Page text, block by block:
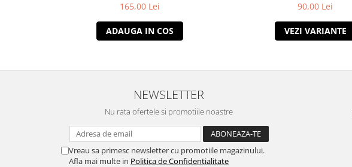
165,00 Lei
ADAUGA IN COS
90,00 Lei
VEZI VARIANTE
NEWSLETTER
Nu rata ofertele si promotiile noastre
Vreau sa primesc newsletter cu promotiile magazinului.
Afla mai multe in Politica de Confidentialitate